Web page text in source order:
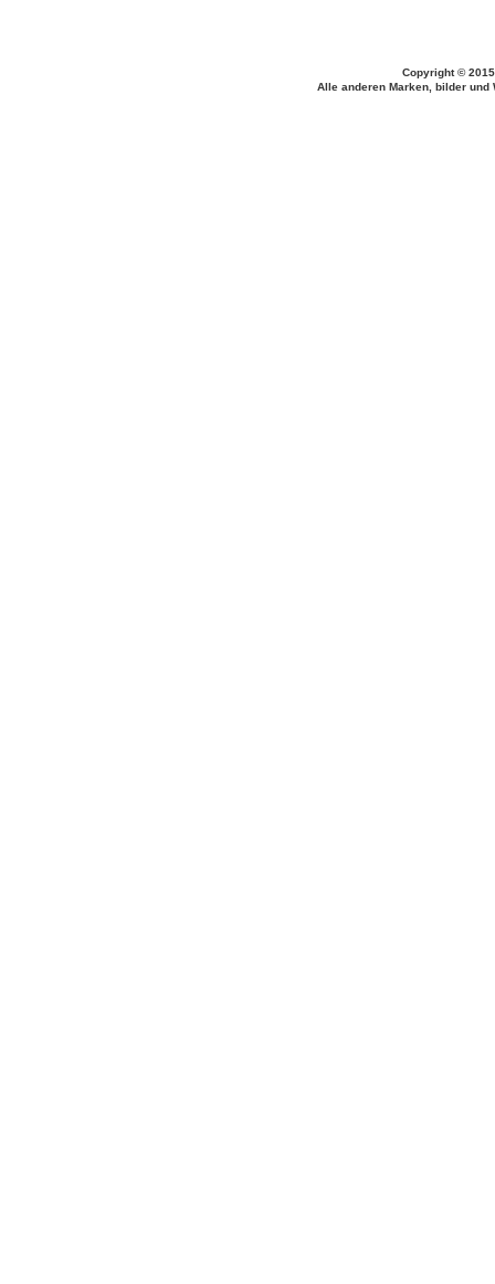
Copyright ©
Alle anderen Marken, bilder und